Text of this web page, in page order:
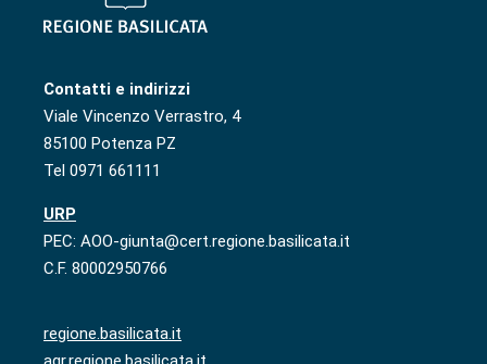
Contatti e indirizzi
Viale Vincenzo Verrastro, 4
85100 Potenza PZ
Tel 0971 661111
URP
PEC: AOO-giunta@cert.regione.basilicata.it
C.F. 80002950766
regione.basilicata.it